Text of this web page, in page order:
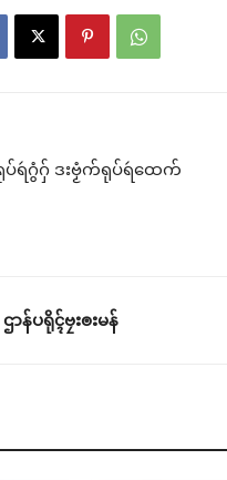
အလဵုအသဳဍု
လစွံစိုတ်အာဇ
ရဴဂွံဂှ် ဒးဗၟံက်ရုပ်ရဴထေက်
ဌာန်ပရိုၚ်ဗၠးၜးမန်